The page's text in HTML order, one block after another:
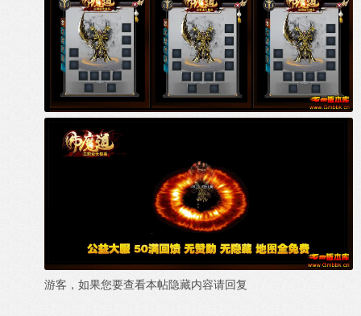
游客，如果您要查看本帖隐藏内容请回复